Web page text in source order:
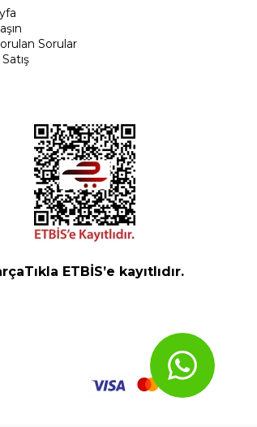
Sorular
ETBİS’e kayıtlıdır.